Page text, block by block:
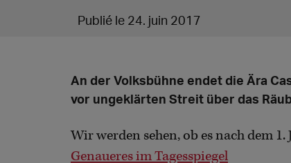
Publié le 24. juin 2017
An der Volksbühne endet die Ära
vor ungeklärten Streit über das
Wir werden sehen, ob es nach dem
Genaueres im Tagesspiegel